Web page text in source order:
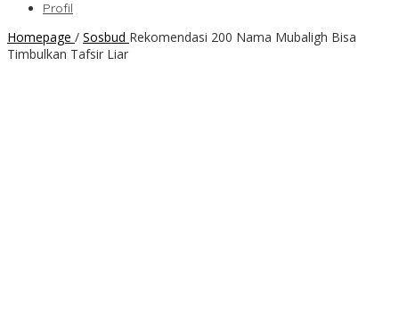
Profil
Homepage / Sosbud Rekomendasi 200 Nama Mubaligh Bisa
Timbulkan Tafsir Liar